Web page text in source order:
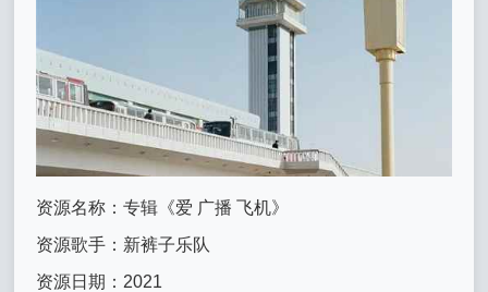
资源名称：专辑《爱 广播 飞机》
资源歌手：新裤子乐队
资源日期：2021